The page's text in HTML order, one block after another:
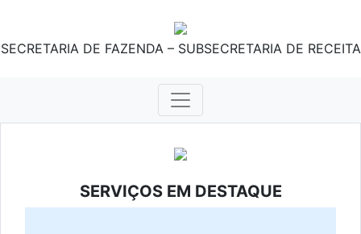
SECRETARIA DE FAZENDA – SUBSECRETARIA DE RECEITA
SERVIÇOS EM DESTAQUE